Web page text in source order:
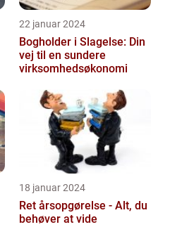
22 januar 2024
Bogholder i Slagelse: Din
vej til en sundere
virksomhedsøkonomi
18 januar 2024
Ret årsopgørelse - Alt, du
behøver at vide